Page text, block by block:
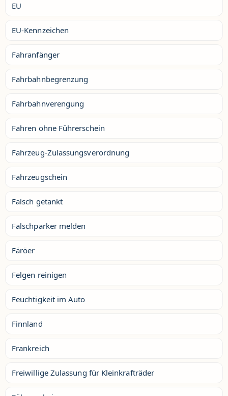
EU
EU-Kennzeichen
Fahranfänger
Fahrbahnbegrenzung
Fahrbahnverengung
Fahren ohne Führerschein
Fahrzeug-Zulassungsverordnung
Fahrzeugschein
Falsch getankt
Falschparker melden
Färöer
Felgen reinigen
Feuchtigkeit im Auto
Finnland
Frankreich
Freiwillige Zulassung für Kleinkrafträder